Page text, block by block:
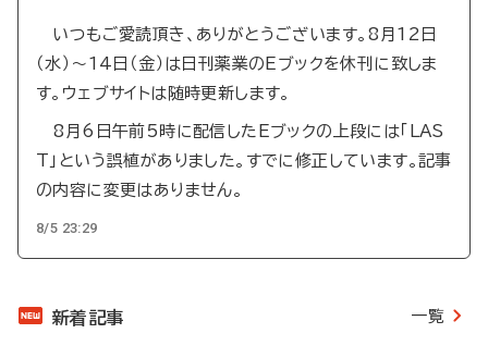
いつもご愛読頂き、ありがとうございます。8月12日
（水）～14日（金）は日刊薬業のEブックを休刊に致しま
す。ウェブサイトは随時更新します。
8月6日午前5時に配信したEブックの上段には「LAS
T」という誤植がありました。すでに修正しています。記事
の内容に変更はありません。
8/5 23:29
新着記事 一覧